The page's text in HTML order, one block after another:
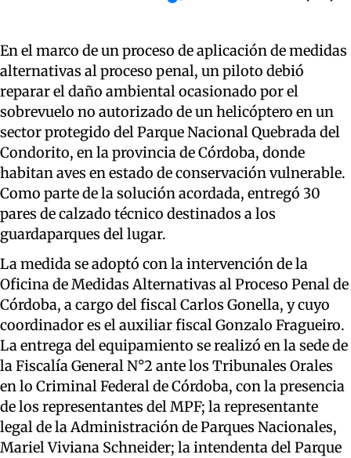
En el marco de un proceso de aplicación de medidas
alternativas al proceso penal, un piloto debió
reparar el daño ambiental ocasionado por el
sobrevuelo no autorizado de un helicóptero en un
sector protegido del Parque Nacional Quebrada del
Condorito, en la provincia de Córdoba, donde
habitan aves en estado de conservación vulnerable.
Como parte de la solución acordada, entregó 30
pares de calzado técnico destinados a los
guardaparques del lugar.
La medida se adoptó con la intervención de la
Oficina de Medidas Alternativas al Proceso Penal de
Córdoba, a cargo del fiscal Carlos Gonella, y cuyo
coordinador es el auxiliar fiscal Gonzalo Fragueiro.
La entrega del equipamiento se realizó en la sede de
la Fiscalía General N°2 ante los Tribunales Orales
en lo Criminal Federal de Córdoba, con la presencia
de los representantes del MPF; la representante
legal de la Administración de Parques Nacionales,
Mariel Viviana Schneider; la intendenta del Parque